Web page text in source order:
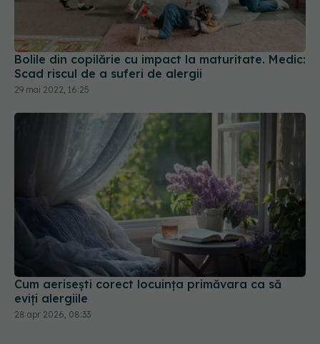
Bolile din copilărie cu impact la maturitate. Medic:
Scad riscul de a suferi de alergii
29 mai 2022, 16:25
Cum aerisești corect locuința primăvara ca să
eviți alergiile
28 apr 2026, 08:33